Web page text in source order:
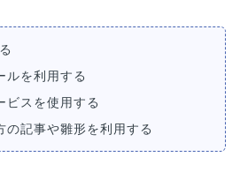
ルを利用する
ビスを使用する
の記事や雛形を利用する